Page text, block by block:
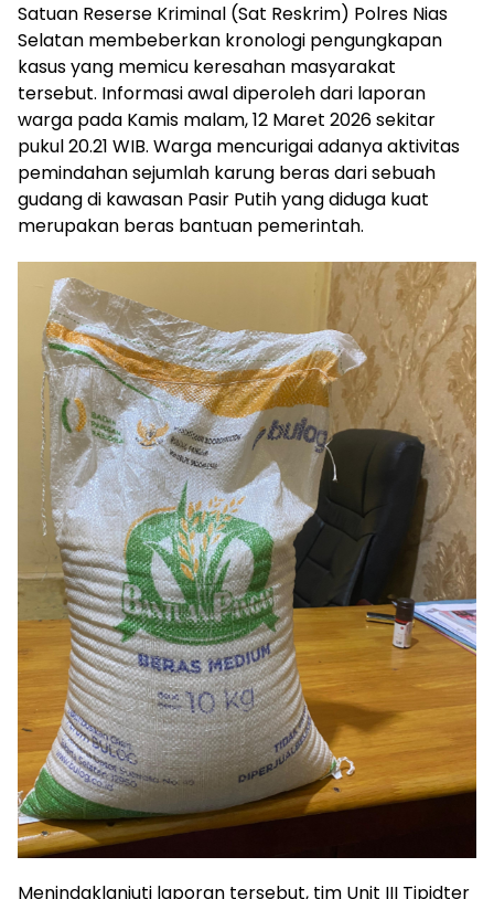
Satuan Reserse Kriminal (Sat Reskrim) Polres Nias
Selatan membeberkan kronologi pengungkapan
kasus yang memicu keresahan masyarakat
tersebut. Informasi awal diperoleh dari laporan
warga pada Kamis malam, 12 Maret 2026 sekitar
pukul 20.21 WIB. Warga mencurigai adanya aktivitas
pemindahan sejumlah karung beras dari sebuah
gudang di kawasan Pasir Putih yang diduga kuat
merupakan beras bantuan pemerintah.
Menindaklanjuti laporan tersebut, tim Unit III Tipidter